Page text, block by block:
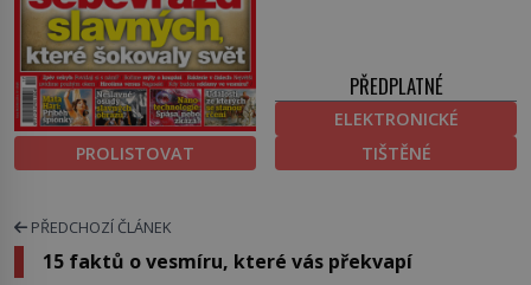
PROLISTOVAT
PŘEDPLATNÉ
ELEKTRONICKÉ
TIŠTĚNÉ
PŘEDCHOZÍ ČLÁNEK
15 faktů o vesmíru, které vás překvapí